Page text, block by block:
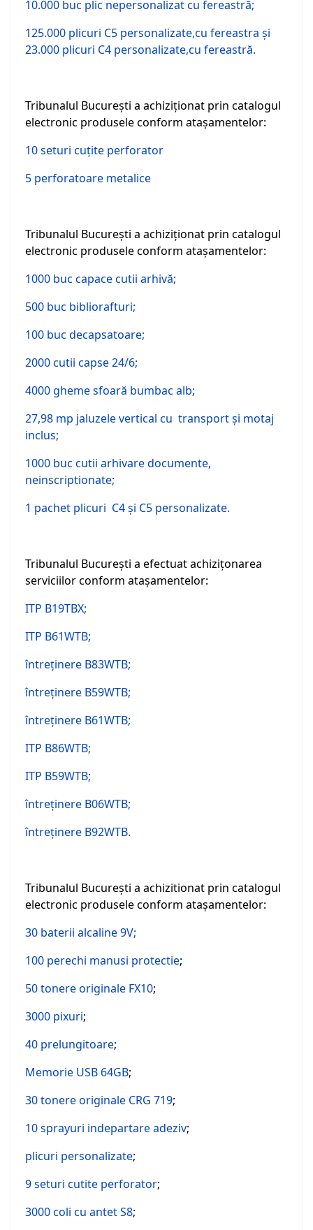
10.000 buc plic nepersonalizat cu fereastră;
125.000 plicuri C5 personalizate,cu fereastra şi
23.000 plicuri C4 personalizate,cu fereastră.
Tribunalul Bucureşti a achiziţionat prin catalogul
electronic produsele conform ataşamentelor:
10 seturi cuţite perforator
5 perforatoare metalice
Tribunalul Bucureşti a achiziţionat prin catalogul
electronic produsele conform ataşamentelor:
1000 buc capace cutii arhivă;
500 buc bibliorafturi;
100 buc decapsatoare;
2000 cutii capse 24/6;
4000 gheme sfoară bumbac alb;
27,98 mp jaluzele vertical cu transport şi motaj
inclus;
1000 buc cutii arhivare documente,
neinscriptionate;
1 pachet plicuri C4 şi C5 personalizate.
Tribunalul Bucureşti a efectuat achiziţonarea
serviciilor conform ataşamentelor:
ITP B19TBX;
ITP B61WTB;
întreţinere B83WTB;
întreţinere B59WTB;
întreţinere B61WTB;
ITP B86WTB;
ITP B59WTB;
întreţinere B06WTB;
întreţinere B92WTB.
Tribunalul Bucureşti a achizitionat prin catalogul
electronic produsele conform ataşamentelor:
30 baterii alcaline 9V;
100 perechi manusi protectie;
50 tonere originale FX10;
3000 pixuri;
40 prelungitoare;
Memorie USB 64GB;
30 tonere originale CRG 719;
10 sprayuri indepartare adeziv;
plicuri personalizate;
9 seturi cutite perforator;
3000 coli cu antet S8;